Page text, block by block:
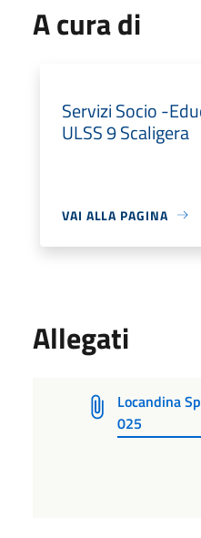
A cura di
Servizi Socio -
ULSS 9 Scaligera
VAI ALLA PAGINA
Allegati
Locandina
025